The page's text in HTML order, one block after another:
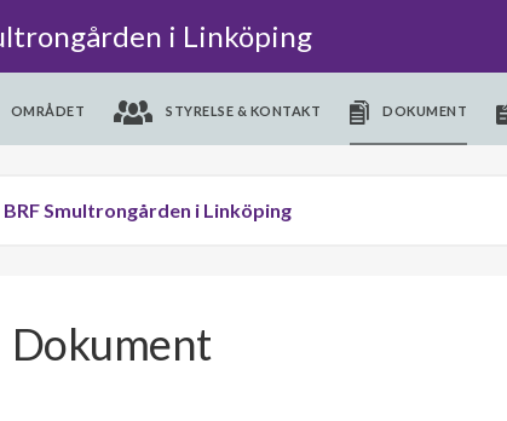
i Linköping
OMRÅDET STYRELSE & KONTAKT DOKUMENT
Smultrongården i Linköping
Dokument